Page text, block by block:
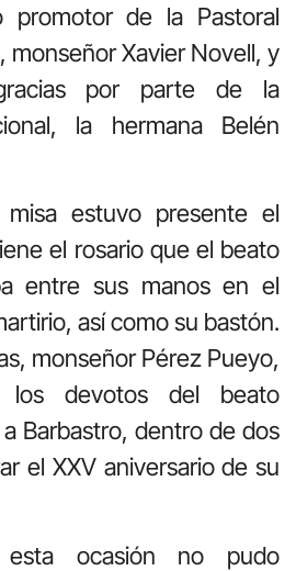
promotor de la Pastoral
monseñor Xavier Novell, y
por parte de la
la hermana Belén
estuvo presente el
el rosario que el beato
entre sus manos en el
así como su bastón.
monseñor Pérez Pueyo,
devotos del beato
Barbastro, dentro de dos
el XXV aniversario de su
ocasión no pudo